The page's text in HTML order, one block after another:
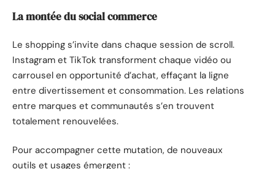
La montée dusocial commerce
Le shopping s’invite dans chaque session de scroll.
Instagram et TikTok transforment chaque vidéo ou
carrousel en opportunité d’achat, effaçant la ligne
entre divertissement et consommation. Les relations
entre marques et communautés s’en trouvent
totalement renouvelées.
Pour accompagner cette mutation, de nouveaux
outils et usages émergent :